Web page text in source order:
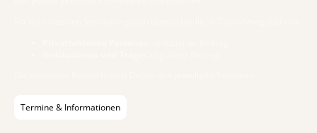
Termine & Informationen